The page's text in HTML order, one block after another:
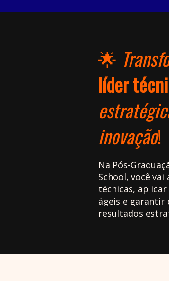
🌟
líder
inovação!
Na Pós-
School, você
técnicas,
ágeis e garantir
resultados